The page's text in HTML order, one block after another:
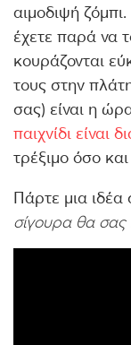
αιμοδιψή
έχετε παρά να
κουράζονται
τους στην
σας) είναι η
παιχνίδι είναι
τρέξιμο όσο
Πάρτε μια
σίγουρα θα σας